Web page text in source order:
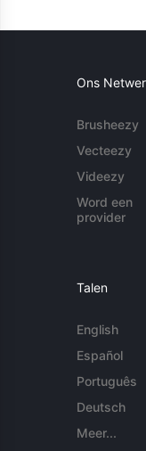
Ons
Brusheezy
Vecteezy
Videezy
Word een
provider
Talen
English
Español
Português
Deutsch
Meer...